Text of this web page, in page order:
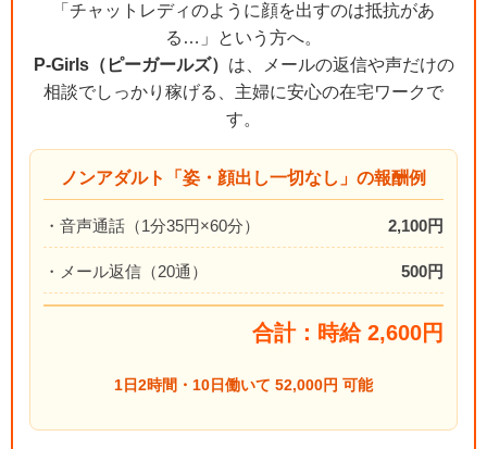
「チャットレディのように顔を出すのは抵抗があ
る…」という方へ。
P-Girls（ピーガールズ） は、メールの返信や声だけの
相談でしっかり稼げる、主婦に安心の在宅ワークで
す。
ノンアダルト「姿・顔出し一切なし」の報酬例
・音声通話（1分35円×60分） 2,100円
・メール返信（20通） 500円
合計：時給 2,600円
1日2時間・10日働いて 52,000円 可能